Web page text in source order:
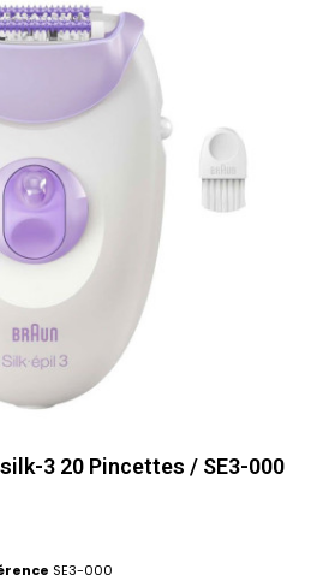
silk-3 20 Pincettes / SE3-000
SE3-000